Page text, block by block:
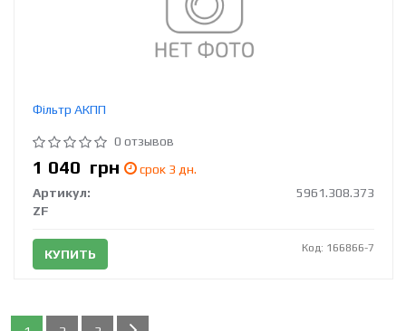
Фільтр АКПП
0 отзывов
1 040 грн
срок 3 дн.
Артикул:
5961.308.373
ZF
КУПИТЬ Код: 166866-7